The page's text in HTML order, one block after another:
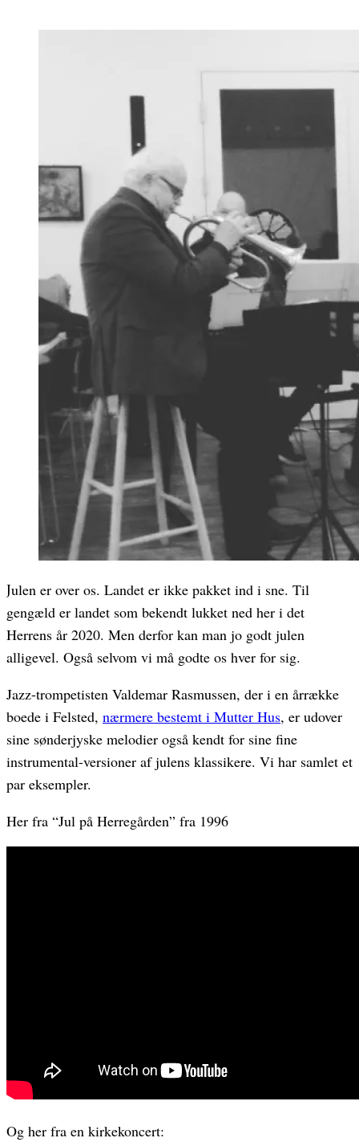
Julen er over os. Landet er ikke pakket ind i sne. Til
gengæld er landet som bekendt lukket ned her i det
Herrens år 2020. Men derfor kan man jo godt julen
alligevel. Også selvom vi må godte os hver for sig.
Jazz-trompetisten Valdemar Rasmussen, der i en årrække
boede i Felsted, nærmere bestemt i Mutter Hus, er udover
sine sønderjyske melodier også kendt for sine fine
instrumental-versioner af julens klassikere. Vi har samlet et
par eksempler.
Her fra “Jul på Herregården” fra 1996
Og her fra en kirkekoncert: